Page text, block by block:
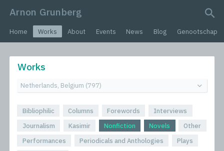
Arnon Grunberg
Home Works About Events News Blog Genootschap
Works
Bibliophilic Columns Forewords
Interviews
Journalism
Kasimir Nonfiction Novels
Other
Performances
Periodicals and Anthologies
Plays